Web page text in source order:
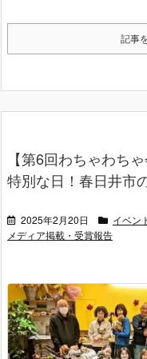
記事
【第6回わちゃわち
特別な日！春日井市
2025年2月20日 イベン
メディア掲載・受賞報告